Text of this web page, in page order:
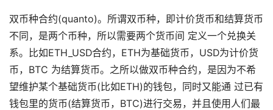
双币种合约(quanto)。所谓双币种，即计价货币和结算货币
不同，是两个币种，所以需要两个货币间 定义⼀个兑换关
系。⽐如ETH_USD合约，ETH为基础货币，USD为计价货
币，BTC 为结算货币。之所以做双币种合约，是因为不希
望维护某个基础货币(⽐如ETH)的钱包，同时⼜能通 过已有
钱包⾥的货币(结算货币，BTC)进⾏交易，并且使⽤⼈们最